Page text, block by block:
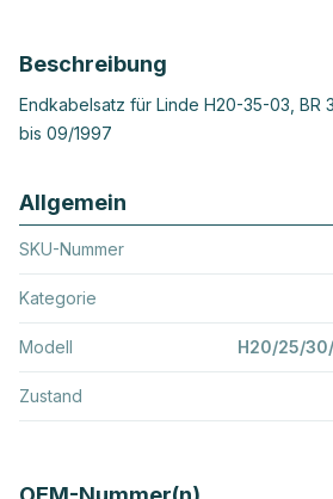
Beschreibung
Endkabelsatz für Linde H20-35-03, BR
bis 09/1997
Allgemein
SKU-Nummer
Kategorie
Modell H20/25/
Zustand